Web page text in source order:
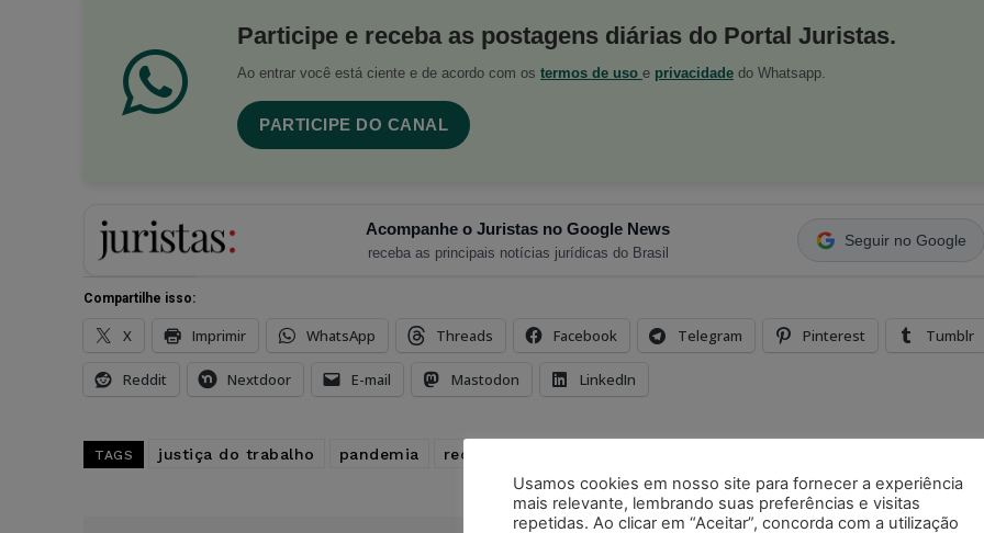
Participe e receba as postagens diárias do Portal Juristas.
Ao entrar você está ciente e de acordo com os termos de uso e privacidade do Whatsapp.
PARTICIPE DO CANAL
Acompanhe o Juristas no Google News
receba as principais notícias jurídicas do Brasil
Seguir no Google
Compartilhe isso:
X Imprimir WhatsApp Threads Facebook Telegram Pinterest Tumblr
Reddit Nextdoor E-mail Mastodon LinkedIn
TAGS justiça do trabalho pandemia recomendação
Usamos cookies em nosso site para fornecer a experiência
mais relevante, lembrando suas preferências e visitas
repetidas. Ao clicar em “Aceitar”, concorda com a utilização